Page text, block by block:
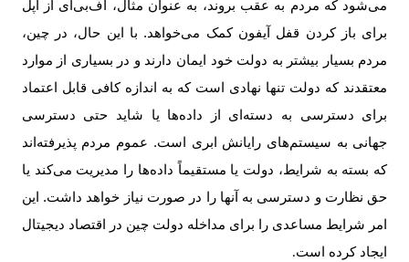
می‌شود که مردم به عقب بروند، به عنوان مثال، اف‌بی‌آی از اپل
برای باز کردن قفل آیفون کمک می‌خواهد. با این حال، در چین،
مردم بسیار بیشتر به دولت خود ایمان دارند و در بسیاری از موارد
معتقدند که دولت تنها نهادی است که به اندازه کافی قابل اعتماد
برای دسترسی به دسته‌ای از داده‌ها یا شاید حتی دسترسی
جهانی به سیستم‌های رایانش ابری است. عموم مردم پذیرفته‌اند
که بسته به شرایط، دولت یا مستقیماً داده‌ها را مدیریت می‌کند یا
حق نظارت و دسترسی به آنها را در صورت نیاز خواهد داشت. این
امر شرایط مساعدی را برای مداخله دولت چین در اقتصاد دیجیتال
ایجاد کرده است.